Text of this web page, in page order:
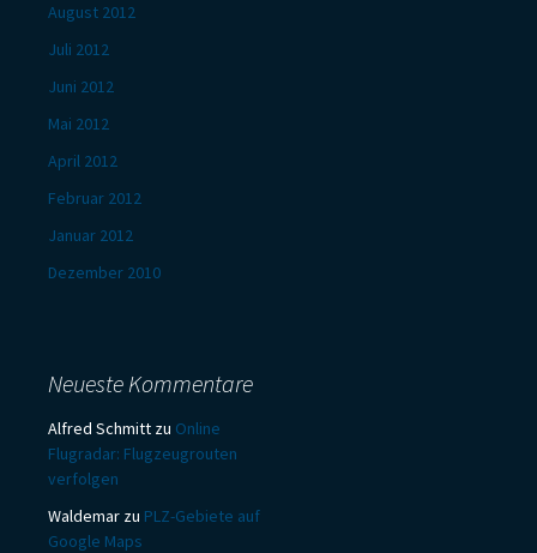
August 2012
Juli 2012
Juni 2012
Mai 2012
April 2012
Februar 2012
Januar 2012
Dezember 2010
Neueste Kommentare
Alfred Schmitt zu Online
Flugradar: Flugzeugrouten
verfolgen
Waldemar zu PLZ-Gebiete auf
Google Maps